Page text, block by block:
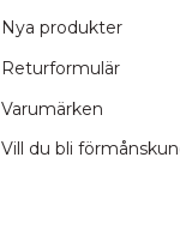
Nya produkter
Returformulär
Varumärken
Vill du bli